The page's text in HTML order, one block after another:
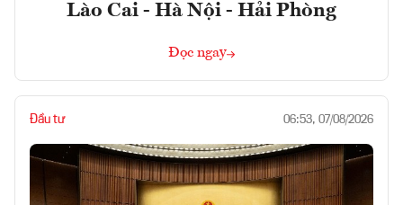
Lào Cai - Hà Nội - Hải Phòng
Đọc ngay
Đầu tư 06:53, 07/08/2026